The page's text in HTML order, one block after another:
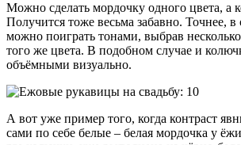
Можно сделать мордочку одного цвета, а
Получится тоже весьма забавно. Точнее, в
можно поиграть тонами, выбрав
того же цвета. В подобном случае и
объёмными визуально.
А вот уже пример того, когда контраст
сами по себе белые – белая мордочка у